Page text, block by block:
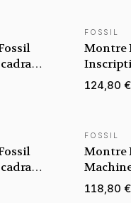
FOSSIL
Montre
cadran
acier
124,80 €
FOSSIL
Montre
vert
118,80 €